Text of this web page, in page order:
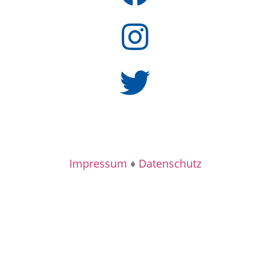
Impressum ♦ Datenschutz